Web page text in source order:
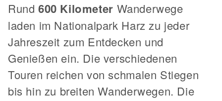
Rund600 Kilometer Wanderwege
laden im Nationalpark Harz zu jeder
Jahreszeit zum Entdecken und
Genießen ein. Die verschiedenen
Touren reichen von schmalen Stiegen
bis hin zu breiten Wanderwegen. Die